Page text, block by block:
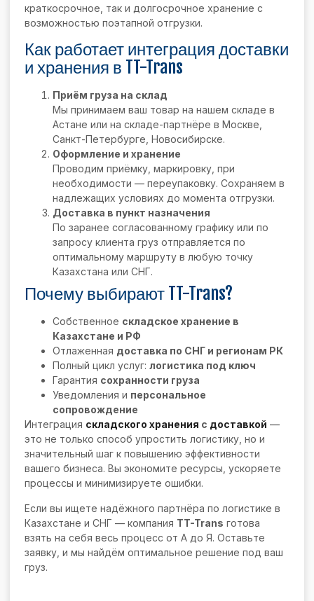
краткосрочное, так и долгосрочное хранение с
возможностью поэтапной отгрузки.
Как работает интеграция доставки
и хранения в TT-Trans
Приём груза на склад
Мы принимаем ваш товар на нашем складе в
Астане или на складе-партнёре в Москве,
Санкт-Петербурге, Новосибирске.
Оформление и хранение
Проводим приёмку, маркировку, при
необходимости — переупаковку. Сохраняем в
надлежащих условиях до момента отгрузки.
Доставка в пункт назначения
По заранее согласованному графику или по
запросу клиента груз отправляется по
оптимальному маршруту в любую точку
Казахстана или СНГ.
Почему выбирают TT-Trans?
Собственное складское хранение в
Казахстане и РФ
Отлаженная доставка по СНГ и регионам РК
Полный цикл услуг: логистика под ключ
Гарантия сохранности груза
Уведомления и персональное
сопровождение
Интеграция складского хранения с доставкой —
это не только способ упростить логистику, но и
значительный шаг к повышению эффективности
вашего бизнеса. Вы экономите ресурсы, ускоряете
процессы и минимизируете ошибки.
Если вы ищете надёжного партнёра по логистике в
Казахстане и СНГ — компания TT-Trans готова
взять на себя весь процесс от А до Я. Оставьте
заявку, и мы найдём оптимальное решение под ваш
груз.